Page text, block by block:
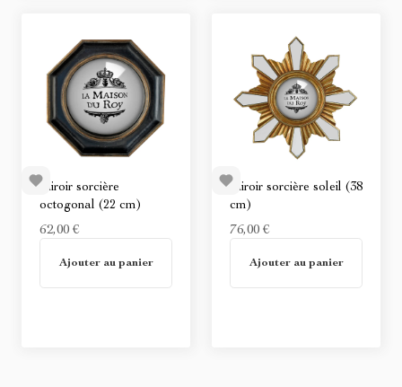
Miroir sorcière
octogonal (22 cm)
62,00 €
Ajouter au panier
Miroir sorcière soleil (38
cm)
76,00 €
Ajouter au panier